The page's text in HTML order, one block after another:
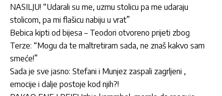
NASILJU! “Udarali su me, uzmu stolicu pa me udaraju
stolicom, pa mi flašicu nabiju u vrat”
Bebica kipti od bijesa – Teodori otvoreno prijeti zbog
Terze: “Mogu da te maltretiram sada, ne znaš kakvo sam
smeće!”
Sada je sve jasno: Stefani i Munjez zaspali zagrljeni ,
emocije i dalje postoje kod njih?!